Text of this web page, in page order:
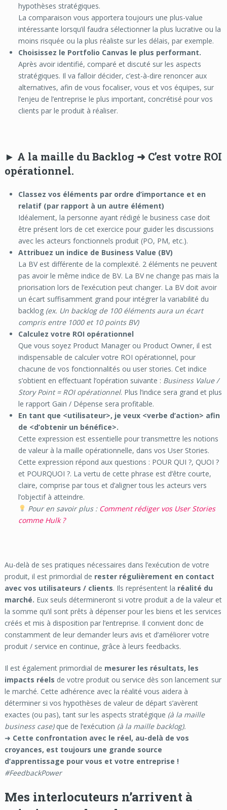
hypothèses stratégiques.
La comparaison vous apportera toujours une plus-value
intéressante lorsqu’il faudra sélectionner la plus lucrative ou la
moins risquée ou la plus réaliste sur les délais, par exemple.
Choisissez le Portfolio Canvas le plus performant.
Après avoir identifié, comparé et discuté sur les aspects
stratégiques. Il va falloir décider, c’est-à-dire renoncer aux
alternatives, afin de vous focaliser, vous et vos équipes, sur
l’enjeu de l’entreprise le plus important, concrétisé pour vos
clients par le produit à réaliser.
► A la maille duBacklog ➜ C’est votre ROI
opérationnel.
Classez vos éléments par ordre d’importance et en
relatif (par rapport à un autre élément)
Idéalement, la personne ayant rédigé le business case doit
être présent lors de cet exercice pour guider les discussions
avec les acteurs fonctionnels produit (PO, PM, etc.).
Attribuez un indice de Business Value (BV)
La BV est différente de la complexité. 2 éléments ne peuvent
pas avoir le même indice de BV. La BV ne change pas mais la
priorisation lors de l’exécution peut changer. La BV doit avoir
un écart suffisamment grand pour intégrer la variabilité du
backlog (ex. Un backlog de 100 éléments aura un écart
compris entre 1000 et 10 points BV)
Calculez votre ROI opérationnel
Que vous soyez Product Manager ou Product Owner, il est
indispensable de calculer votre ROI opérationnel, pour
chacune de vos fonctionnalités ou user stories. Cet indice
s’obtient en effectuant l’opération suivante : Business Value /
Story Point = ROI opérationnel. Plus l’indice sera grand et plus
le rapport Gain / Dépense sera profitable.
En tant que <utilisateur>, je veux <verbe d’action> afin
de <d’obtenir un bénéfice>.
Cette expression est essentielle pour transmettre les notions
de valeur à la maille opérationnelle, dans vos User Stories.
Cette expression répond aux questions : POUR QUI ?, QUOI ?
et POURQUOI ?. La vertu de cette phrase est d’être courte,
claire, comprise par tous et d’aligner tous les acteurs vers
l’objectif à atteindre.
Pour en savoir plus : Comment rédiger vos User Stories
comme Hulk ?
Au-delà de ses pratiques nécessaires dans l’exécution de votre
produit, il est primordial de rester régulièrement en contact
avec vos utilisateurs / clients. Ils représentent la réalité du
marché. Eux seuls détermineront si votre produit a de la valeur et
la somme qu’il sont prêts à dépenser pour les biens et les services
créés et mis à disposition par l’entreprise. Il convient donc de
constamment de leur demander leurs avis et d’améliorer votre
produit / service en continue, grâce à leurs feedbacks.
Il est également primordial de mesurer les résultats, les
impacts réels de votre produit ou service dès son lancement sur
le marché. Cette adhérence avec la réalité vous aidera à
déterminer si vos hypothèses de valeur de départ s’avèrent
exactes (ou pas), tant sur les aspects stratégique (à la maille
business case) que de l’exécution (à la maille backlog).
➜ Cette confrontation avec le réel, au-delà de vos
croyances, est toujours une grande source
d’apprentissage pour vous et votre entreprise !
#FeedbackPower
Mes interlocuteurs n’arrivent à